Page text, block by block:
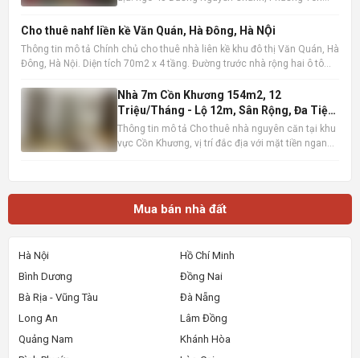
60m2 x 4 tầng, được thiết kế hợp lý với 7 phòng
kinh do
Cho thuê nahf liền kề Văn Quán, Hà Đông, Hà NỘi
Thông tin mô tả Chính chủ cho thuê nhà liên kề khu đô thị Văn Quán, Hà
Đông, Hà Nội. Diện tích 70m2 x 4 tầng. Đường trước nhà rộng hai ô tô
thị , gần ga đường sắt metro, bến xeNhà 7m Cồn Khương 154m2, 12
Triệu/Tháng - Lộ 12m, Sân Rộng, Đa Tiện
Ích
Thông tin mô tả Cho thuê nhà nguyên căn tại khu
vực Cồn Khương, vị trí đắc địa với mặt tiền ngang
Mua bán nhà đất
Hà Nội
Hồ Chí Minh
Bình Dương
Đồng Nai
Bà Rịa - Vũng Tàu
Đà Nẵng
Long An
Lâm Đồng
Quảng Nam
Khánh Hòa